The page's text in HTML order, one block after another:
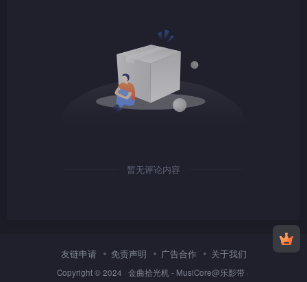
1080P TS
暂无评论内容
友链申请 免责声明 广告合作 关于我们
Copyright © 2024 · 金曲拾光机 - MusiCore@乐影带 ·